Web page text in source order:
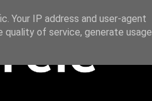
Your IP address and user-agent
quality of service, generate usage